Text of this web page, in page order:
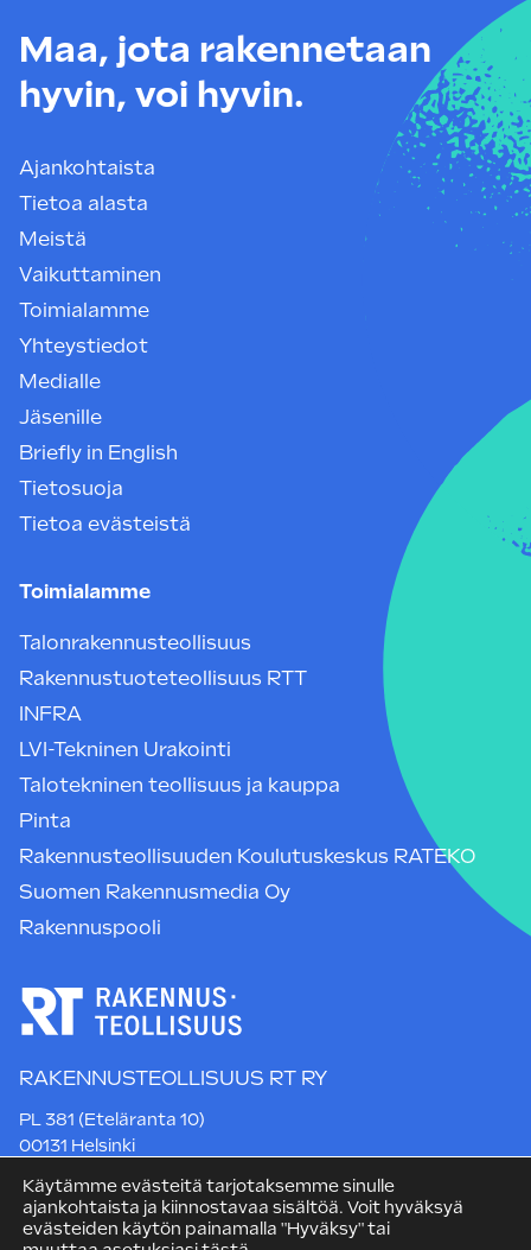
Maa, jota rakennetaan
hyvin, voi hyvin.
Ajankohtaista
Tietoa alasta
Meistä
Vaikuttaminen
Toimialamme
Yhteystiedot
Medialle
Jäsenille
Briefly in English
Tietosuoja
Tietoa evästeistä
Toimialamme
Talonrakennusteollisuus
Rakennustuoteteollisuus RTT
INFRA
LVI-Tekninen Urakointi
Talotekninen teollisuus ja kauppa
Pinta
Rakennusteollisuuden Koulutuskeskus RATEKO
Suomen Rakennusmedia Oy
Rakennuspooli
RAKENNUSTEOLLISUUS RT RY
PL 381 (Eteläranta 10)
00131 Helsinki
rt@rakennusteollisuus.fi
Käytämme evästeitä tarjotaksemme sinulle
ajankohtaista ja kiinnostavaa sisältöä. Voit hyväksyä
evästeiden käytön painamalla "Hyväksy" tai